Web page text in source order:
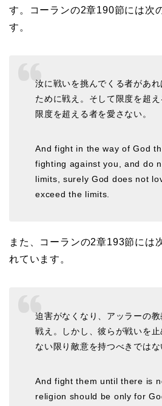
す。コーランの2章190節には次
す。
汝に戦いを挑んでくる者があ
ために戦え。そして限度を超
限度を超える者を愛さない。
And fight in the way of God
fighting against you, and do
limits, surely God does not
exceed the limits.
また、コーランの2章193節には
れています。
迫害がなくなり、アッラーの
戦え。しかし、彼らが戦いを
ない限り敵意を持つべきではな
And fight them until there is
religion should be only for